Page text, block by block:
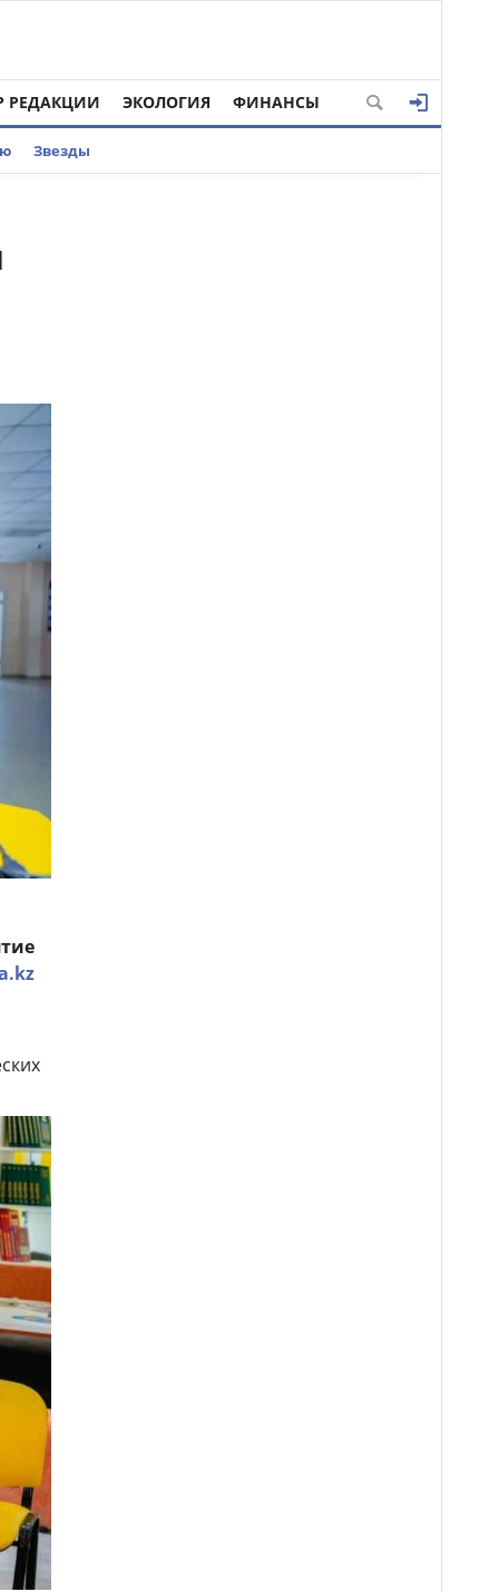
РЕДАКЦИИ ЭКОЛОГИЯ ФИНАНСЫ
Звезды